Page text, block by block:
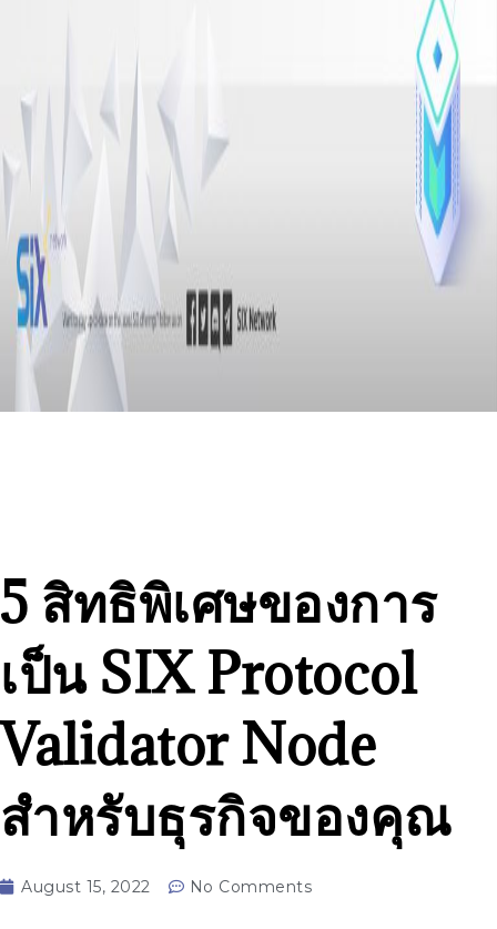
5 สิทธิพิเศษของการ
เป็น SIX Protocol
Validator Node
สำหรับธุรกิจของคุณ
August 15, 2022 No Comments